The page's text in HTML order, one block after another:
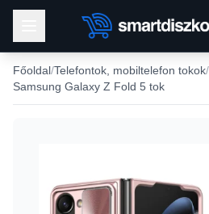
Főoldal Telefontok, mobiltelefon tokok
Samsung Galaxy Z Fold 5 tok